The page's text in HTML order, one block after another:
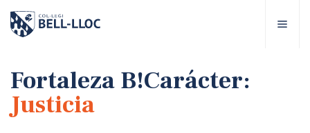
Bell-lloc
Fortaleza B!Carácter:
Justicia